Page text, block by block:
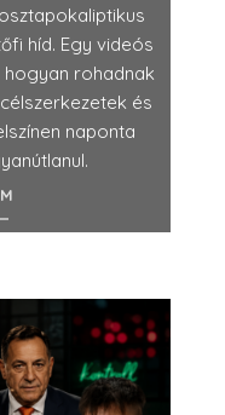
híd. Egy videós
rohadnak
és
naponta